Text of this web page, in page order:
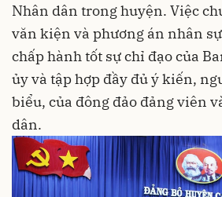
Nhân dân trong huyện. Việc
văn kiện và phương án nhân
chấp hành tốt sự chỉ đạo của
ủy và tập hợp đầy đủ ý kiến,
biểu, của đông đảo đảng viên
dân.